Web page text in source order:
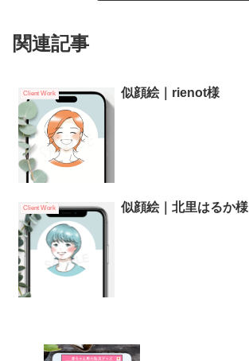
関連記事
Client Work 似顔絵｜rienot様
Client Work 似顔絵｜北里はるか様